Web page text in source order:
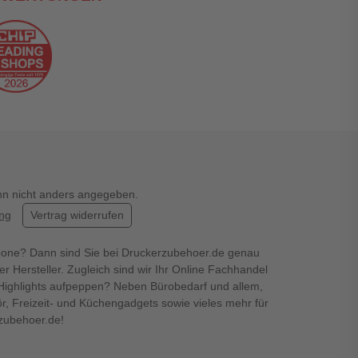
nicht anders angegeben.
Vertrag widerrufen
Dann sind Sie bei Druckerzubehoer.de genau
Hersteller. Zugleich sind wir Ihr Online Fachhandel
aufpeppen? Neben Bürobedarf und allem,
Freizeit- und Küchengadgets sowie vieles mehr für